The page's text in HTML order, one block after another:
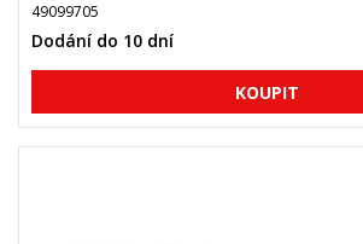
49099705
Dodání do 10 dní